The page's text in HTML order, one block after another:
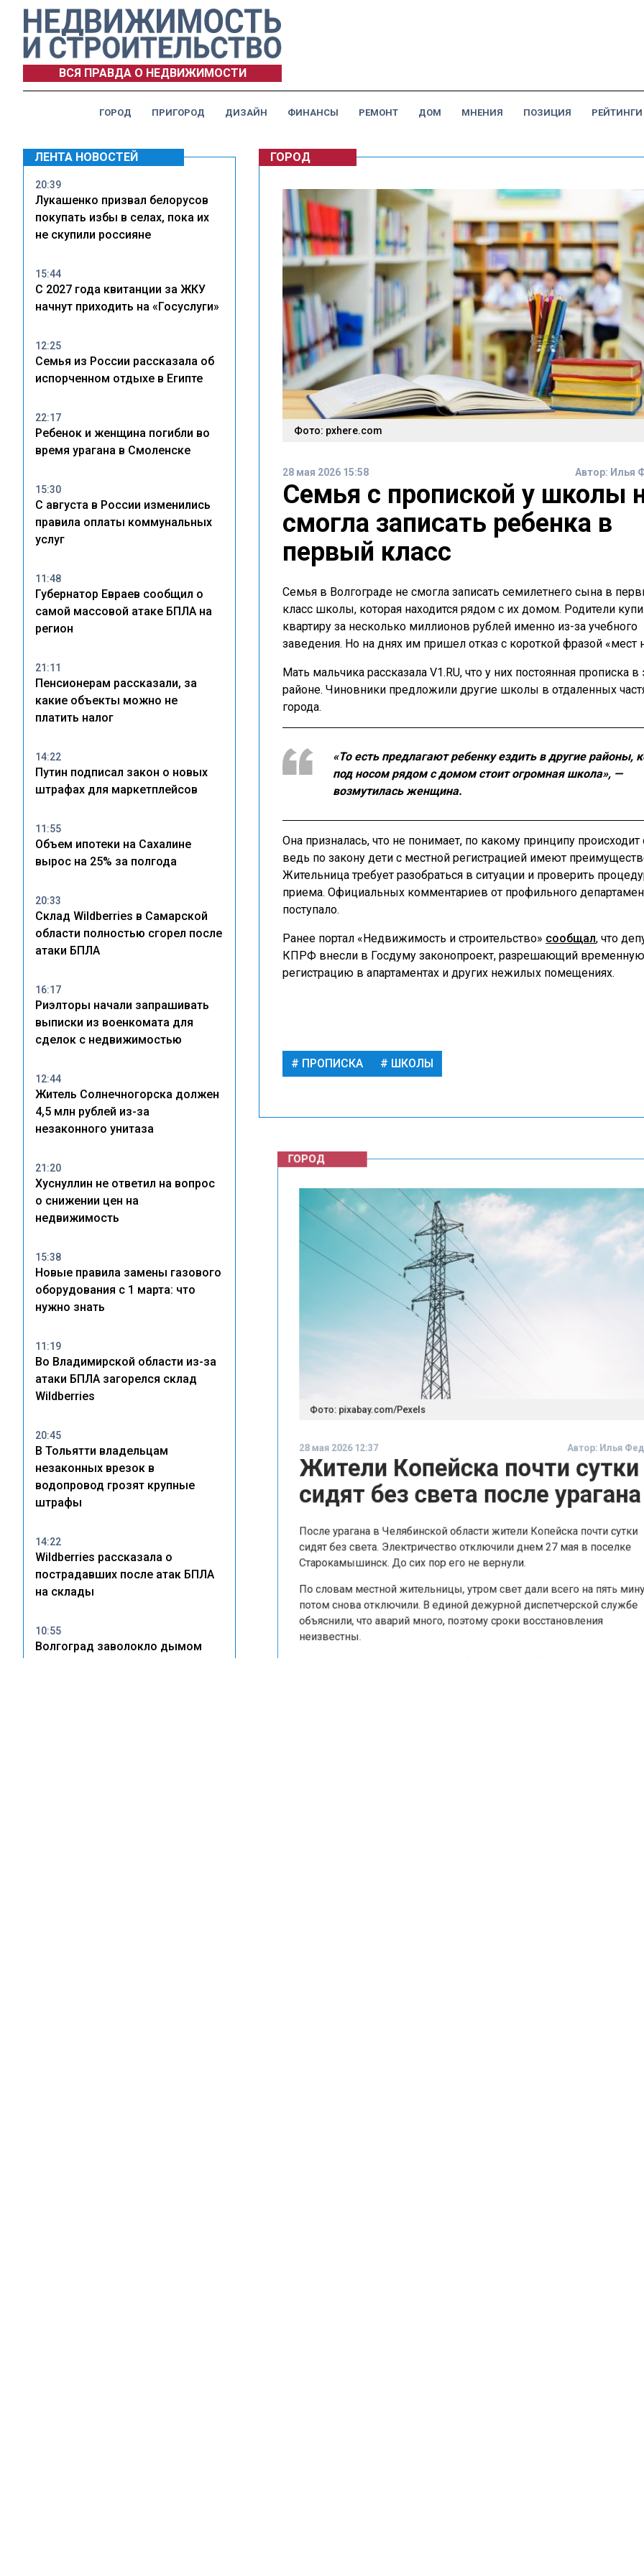
ВСЯ ПРАВДА О НЕДВИЖИМОСТИ
ГОРОД ПРИГОРОД ДИЗАЙН ФИНАНСЫ РЕМОНТ ДОМ МНЕНИЯ ПОЗИЦИЯ РЕЙТИНГИ
ЛЕНТА НОВОСТЕЙ
20:39
Лукашенко призвал белорусов
покупать избы в селах, пока их
не скупили россияне
15:44
С 2027 года квитанции за ЖКУ
начнут приходить на «Госуслуги»
12:25
Семья из России рассказала об
испорченном отдыхе в Египте
22:17
Ребенок и женщина погибли во
время урагана в Смоленске
15:30
С августа в России изменились
правила оплаты коммунальных
услуг
11:48
Губернатор Евраев сообщил о
самой массовой атаке БПЛА на
регион
21:11
Пенсионерам рассказали, за
какие объекты можно не
платить налог
14:22
Путин подписал закон о новых
штрафах для маркетплейсов
11:55
Объем ипотеки на Сахалине
вырос на 25% за полгода
20:33
Склад Wildberries в Самарской
области полностью сгорел после
атаки БПЛА
16:17
Риэлторы начали запрашивать
выписки из военкомата для
сделок с недвижимостью
12:44
Житель Солнечногорска должен
4,5 млн рублей из-за
незаконного унитаза
21:20
Хуснуллин не ответил на вопрос
о снижении цен на
недвижимость
15:38
Новые правила замены газового
оборудования с 1 марта: что
нужно знать
11:19
Во Владимирской области из-за
атаки БПЛА загорелся склад
Wildberries
20:45
В Тольятти владельцам
незаконных врезок в
водопровод грозят крупные
штрафы
14:22
Wildberries рассказала о
пострадавших после атак БПЛА
на склады
10:55
Волгоград заволокло дымом
ГОРОД
Фото: pxhere.com
28 мая 2026 15:58 Автор: Илья
Семья с пропиской у школы
смогла записать ребенка в
первый класс
Семья в Волгограде не смогла записать семилетнего сына в
класс школы, которая находится рядом с их домом. Родители
квартиру за несколько миллионов рублей именно из-за учебного
заведения. Но на днях им пришел отказ с короткой фразой «мест
Мать мальчика рассказала V1.RU, что у них постоянная прописка в
районе. Чиновники предложили другие школы в отдаленных
города.
«То есть предлагают ребенку ездить в другие районы,
под носом рядом с домом стоит огромная школа», —
возмутилась женщина.
Она призналась, что не понимает, по какому принципу происходит
ведь по закону дети с местной регистрацией имеют
Жительница требует разобраться в ситуации и проверить
приема. Официальных комментариев от профильного
поступало.
Ранее портал «Недвижимость и строительство» сообщал, что
КПРФ внесли в Госдуму законопроект, разрешающий временную
регистрацию в апартаментах и других нежилых помещениях.
ПРОПИСКА ШКОЛЫ
ГОРОД
Жители Копейска почти
сидят без света после урагана
После урагана в Челябинской области жители Копейска почти
сидят без света. Электричество отключили днем 27 мая в поселке
Старокамышинск. До сих пор его не вернули.
По словам местной жительницы, утром свет дали всего на пять
потом снова отключили. В единой дежурной диспетчерской
объяснили, что аварий много, поэтому сроки восстановления
неизвестны.